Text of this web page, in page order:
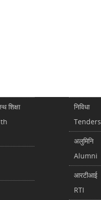
शिक्षा
निविधा
Tenders
अलुमिनि
Alumni
आरटीआई
RTI